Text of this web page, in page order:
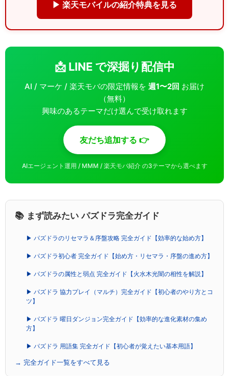
▶ 楽天モバイルの紹介特典を見る
📩 LINE で深掘り配信中
AI / マーケ / 楽天モバの限定情報を 週1〜2回 お届け
（無料）
興味のあるテーマだけ選んで受け取れます
友だち追加する 👉
AIエージェント運用 / MMM / 楽天モバ紹介 の3テーマから選べます
📚 まず読みたい パズドラ完全ガイド
▶ パズドラのリセマラ＆序盤攻略 完全ガイド【効率的な始め方】
▶ パズドラ初心者 完全ガイド【始め方・リセマラ・序盤の進め方】
▶ パズドラの属性と弱点 完全ガイド【火水木光闇の相性を解説】
▶ パズドラ 協力プレイ（マルチ）完全ガイド【初心者のやり方とコ
ツ】
▶ パズドラ 曜日ダンジョン完全ガイド【効率的な進化素材の集め
方】
▶ パズドラ 用語集 完全ガイド【初心者が覚えたい基本用語】
→ 完全ガイド一覧をすべて見る